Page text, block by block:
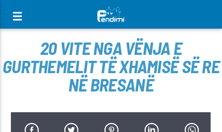
20 VITE NGA VËNJA E
GURTHEMELIT TË XHAMISË SË RE
NË BRESANË